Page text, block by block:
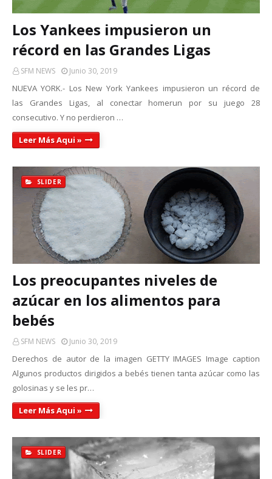
Los Yankees impusieron un
récord en las Grandes Ligas
SFM NEWS Junio 30, 2019
NUEVA YORK.- Los New York Yankees impusieron un récord de
las Grandes Ligas, al conectar homerun por su juego 28
consecutivo. Y no perdieron …
Leer Más Aqui »
SLIDER
Los preocupantes niveles de
azúcar en los alimentos para
bebés
SFM NEWS Junio 30, 2019
Derechos de autor de la imagen GETTY IMAGES Image caption
Algunos productos dirigidos a bebés tienen tanta azúcar como las
golosinas y se les pr…
Leer Más Aqui »
SLIDER